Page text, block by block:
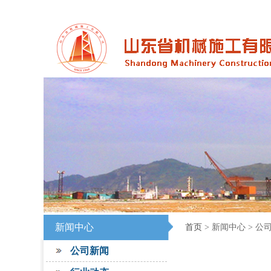
新闻中心
公司新闻
首页 > 新闻中心 > 公